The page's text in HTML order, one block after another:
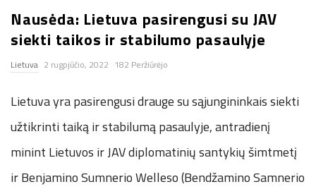
n
.
n
e
t
Nausėda: Lietuva pasirengusi su JAV
siekti taikos ir stabilumo pasaulyje
Lietuva 2 rugpjūčio, 2022 182 Peržiūrėjo
Lietuva yra pasirengusi drauge su sąjungininkais siekti
užtikrinti taiką ir stabilumą pasaulyje, antradienį
minint Lietuvos ir JAV diplomatinių santykių šimtmetį
ir Benjamino Sumnerio Welleso (Bendžamino Samnerio